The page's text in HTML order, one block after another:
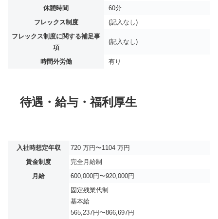
休憩時間
60分
フレックス制度
(記入なし)
フレックス制度に関する補足事
項
(記入なし)
時間外労働 有り
待遇・給与・福利厚生
入社時想定年収
720 万円〜1104 万円
賃金制度
完全月給制
月給
600,000円〜920,000円
固定残業代制
基本給
565,237円〜866,697円